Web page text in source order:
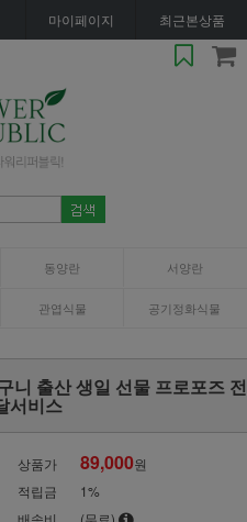
마이페이지 최근본상품
동양란 서양란
관엽식물 공기정화식물
니 출산 생일 선물 프로포즈 전
서비스
상품가 89,000원
적립금
1%
배송비
(무료)